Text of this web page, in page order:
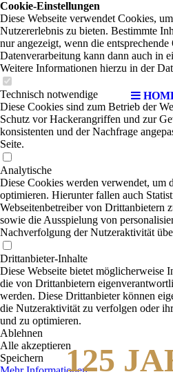
!
125
Cookie-Einstellungen
Diese Webseite verwendet Cookies,
Nutzererlebnis zu bieten. Bestimmte
nur angezeigt, wenn die
Datenverarbeitung kann dann auch in
Weitere Informationen hierzu in der
Technisch notwendige
Diese Cookies sind zum Betrieb der
Schutz vor Hackerangriffen und zur
konsistenten und der Nachfrage
Seite.
Analytische
Diese Cookies werden verwendet, um
optimieren. Hierunter fallen auch
Webseitenbetreiber von Drittanbietern
sowie die Ausspielung von
Nachverfolgung der Nutzeraktivität
Drittanbieter-Inhalte
Diese Webseite bietet möglicherweise
die von Drittanbietern
werden. Diese Drittanbieter können
die Nutzeraktivität zu verfolgen oder
und zu optimieren.
Ablehnen
Alle akzeptieren
Speichern